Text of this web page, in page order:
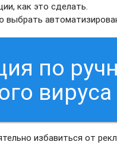
как это сделать.
выбрать
по
вируса
избавиться от